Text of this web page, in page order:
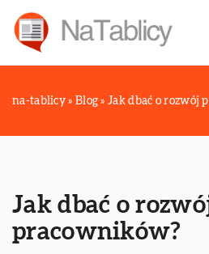
na-tablicy » Blog »Jak dbać o rozwój
Jak dbać o
pracowników?